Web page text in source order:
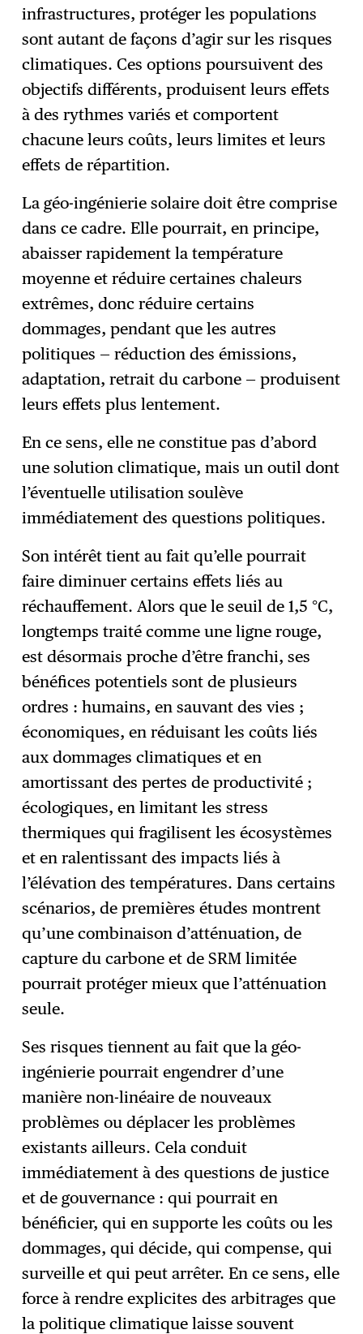
infrastructures, protéger les populations
sont autant de façons d’agir sur les risques
climatiques. Ces options poursuivent des
objectifs différents, produisent leurs effets
à des rythmes variés et comportent
chacune leurs coûts, leurs limites et leurs
effets de répartition.
La géo-ingénierie solaire doit être comprise
dans ce cadre. Elle pourrait, en principe,
abaisser rapidement la température
moyenne et réduire certaines chaleurs
extrêmes, donc réduire certains
dommages, pendant que les autres
politiques — réduction des émissions,
adaptation, retrait du carbone — produisent
leurs effets plus lentement.
En ce sens, elle ne constitue pas d’abord
une solution climatique, mais un outil dont
l’éventuelle utilisation soulève
immédiatement des questions politiques.
Son intérêt tient au fait qu’elle pourrait
faire diminuer certains effets liés au
réchauffement. Alors que le seuil de 1,5 °C,
longtemps traité comme une ligne rouge,
est désormais proche d’être franchi, ses
bénéfices potentiels sont de plusieurs
ordres : humains, en sauvant des vies ;
économiques, en réduisant les coûts liés
aux dommages climatiques et en
amortissant des pertes de productivité ;
écologiques, en limitant les stress
thermiques qui fragilisent les écosystèmes
et en ralentissant des impacts liés à
l’élévation des températures. Dans certains
scénarios, de premières études montrent
qu’une combinaison d’atténuation, de
capture du carbone et de SRM limitée
pourrait protéger mieux que l’atténuation
seule.
Ses risques tiennent au fait que la géo-
ingénierie pourrait engendrer d’une
manière non-linéaire de nouveaux
problèmes ou déplacer les problèmes
existants ailleurs. Cela conduit
immédiatement à des questions de justice
et de gouvernance : qui pourrait en
bénéficier, qui en supporte les coûts ou les
dommages, qui décide, qui compense, qui
surveille et qui peut arrêter. En ce sens, elle
force à rendre explicites des arbitrages que
la politique climatique laisse souvent